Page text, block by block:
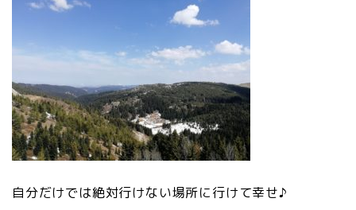
自分だけでは絶対行けない場所に行けて幸せ♪